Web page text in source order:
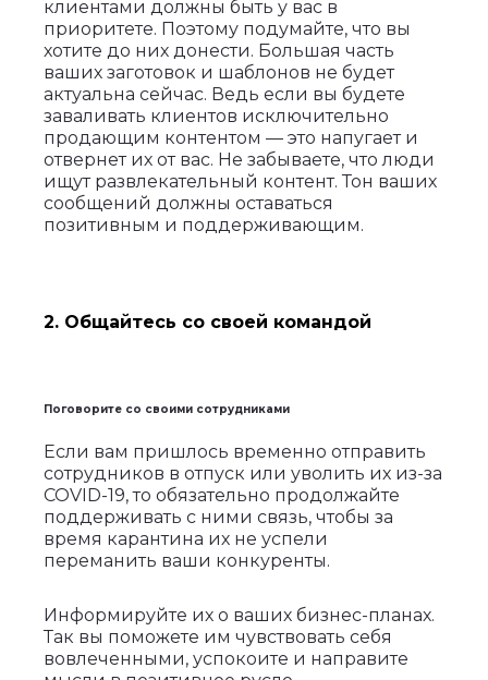
клиентами должны быть у вас в
приоритете. Поэтому подумайте, что вы
хотите до них донести. Большая часть
ваших заготовок и шаблонов не будет
актуальна сейчас. Ведь если вы будете
заваливать клиентов исключительно
продающим контентом — это напугает и
отвернет их от вас. Не забываете, что люди
ищут развлекательный контент. Тон ваших
сообщений должны оставаться
позитивным и поддерживающим.
2. Общайтесь со своей командой
Поговорите со своими сотрудниками
Если вам пришлось временно отправить
сотрудников в отпуск или уволить их из-за
COVID-19, то обязательно продолжайте
поддерживать с ними связь, чтобы за
время карантина их не успели
переманить ваши конкуренты.
Информируйте их о ваших бизнес-планах.
Так вы поможете им чувствовать себя
вовлеченными, успокоите и направите